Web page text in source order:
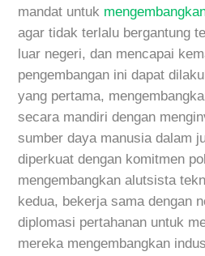
mandat untuk
agar tidak terlalu bergantung
luar negeri, dan mencapai
pengembangan ini dapat
yang pertama,
secara mandiri dengan
sumber daya manusia dalam
diperkuat dengan komitmen
mengembangkan alutsista
kedua, bekerja sama dengan
diplomasi pertahanan untuk
mereka mengembangkan